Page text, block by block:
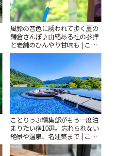
風鈴の音色に誘われて歩く夏の
鎌倉さんぽ♪由緒ある社の参拝
と老舗のひんやり甘味も | こと
りっぷ
ことりっぷ編集部がもう一度泊
まりたい宿10選。忘れられない
絶景や温泉、名建築まで | こと
りっぷ